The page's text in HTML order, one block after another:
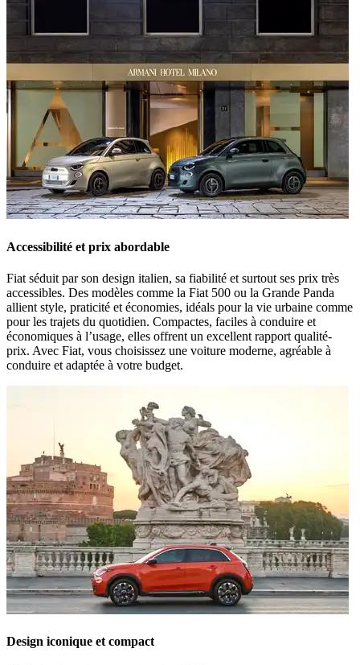
Accessibilité et prix abordable
Fiat séduit par son design italien, sa fiabilité et surtout ses prix très
accessibles. Des modèles comme la Fiat 500 ou la Grande Panda
allient style, praticité et économies, idéals pour la vie urbaine comme
pour les trajets du quotidien. Compactes, faciles à conduire et
économiques à l’usage, elles offrent un excellent rapport qualité-
prix. Avec Fiat, vous choisissez une voiture moderne, agréable à
conduire et adaptée à votre budget.
Design iconique et compact